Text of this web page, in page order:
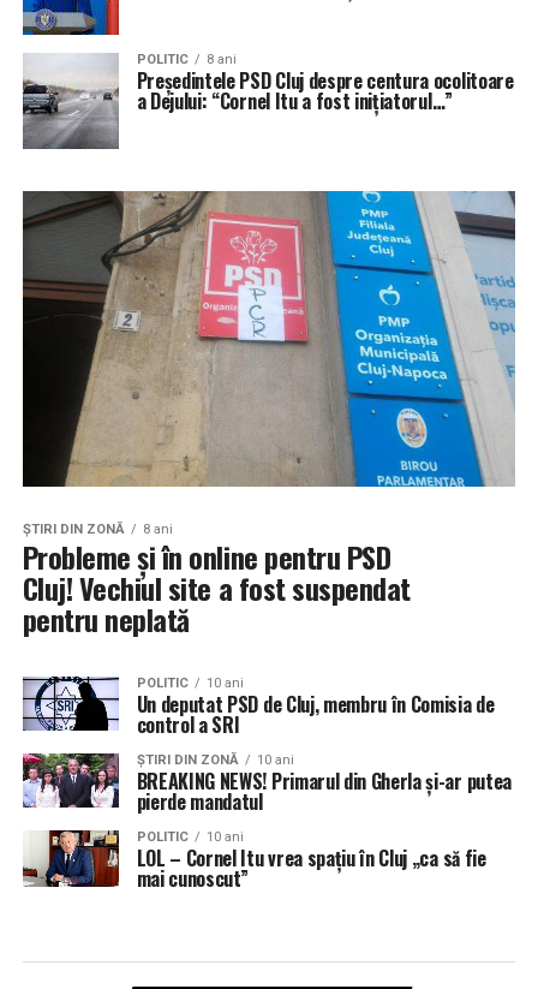
POLITIC 8 ani
Președintele PSD Cluj despre centura ocolitoare
a Dejului: “Cornel Itu a fost inițiatorul…”
ŞTIRI DIN ZONĂ 8 ani
Probleme și în online pentru PSD
Cluj! Vechiul site a fost suspendat
pentru neplată
POLITIC 10 ani
Un deputat PSD de Cluj, membru în Comisia de
control a SRI
ŞTIRI DIN ZONĂ 10 ani
BREAKING NEWS! Primarul din Gherla și-ar putea
pierde mandatul
POLITIC 10 ani
LOL – Cornel Itu vrea spațiu în Cluj „ca să fie
mai cunoscut”